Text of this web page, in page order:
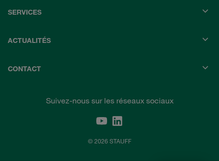
SERVICES
ACTUALITÉS
CONTACT
Suivez-nous sur les réseaux sociaux
© 2026 STAUFF